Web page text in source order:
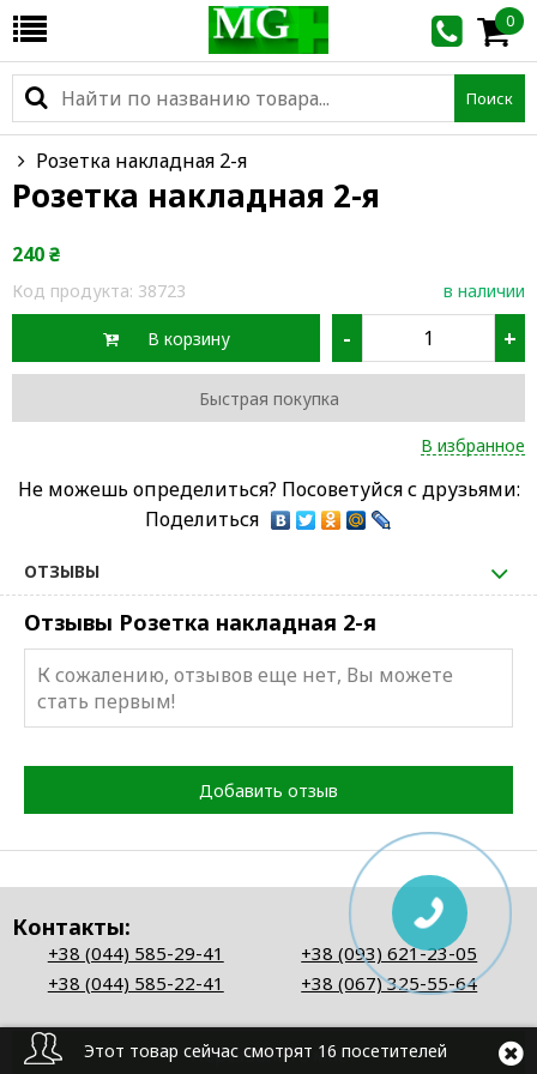
0
Поиск
Розетка накладная 2-я
Розетка накладная 2-я
240₴
Код продукта: 38723 в наличии
В корзину - +
Быстрая покупка
В избранное
Не можешь определиться? Посоветуйся с друзьями:
Поделиться
ОТЗЫВЫ
Отзывы Розетка накладная 2-я
К сожалению, отзывов еще нет, Вы можете
стать первым!
Добавить отзыв
Контакты:
+38 (044) 585-29-41
+38 (093) 621-23-05
+38 (044) 585-22-41
+38 (067) 325-55-64
Перезвоните мне
Этот товар сейчас смотрят 16 посетителей